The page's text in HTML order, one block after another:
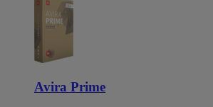
Avira Prime